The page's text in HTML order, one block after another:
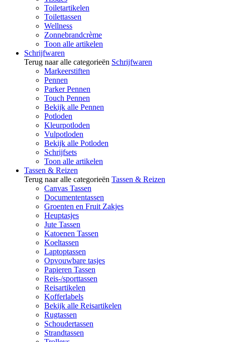
Toiletartikelen
Toilettassen
Wellness
Zonnebrandcrème
Toon alle artikelen
Schrijfwaren
Terug naar alle categorieën Schrijfwaren
Markeerstiften
Pennen
Parker Pennen
Touch Pennen
Bekijk alle Pennen
Potloden
Kleurpotloden
Vulpotloden
Bekijk alle Potloden
Schrijfsets
Toon alle artikelen
Tassen & Reizen
Terug naar alle categorieën Tassen & Reizen
Canvas Tassen
Documententassen
Groenten en Fruit Zakjes
Heuptasjes
Jute Tassen
Katoenen Tassen
Koeltassen
Laptoptassen
Opvouwbare tasjes
Papieren Tassen
Reis-/sporttassen
Reisartikelen
Kofferlabels
Bekijk alle Reisartikelen
Rugtassen
Schoudertassen
Strandtassen